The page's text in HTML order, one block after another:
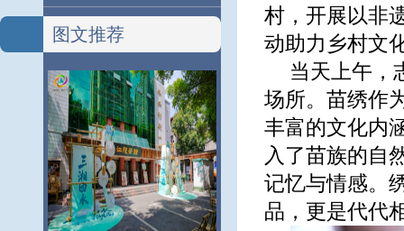
图文推荐
村，开展以非
动助力乡村文
当天上午，
场所。苗绣作
丰富的文化内
入了苗族的自
记忆与情感。
品，更是代代